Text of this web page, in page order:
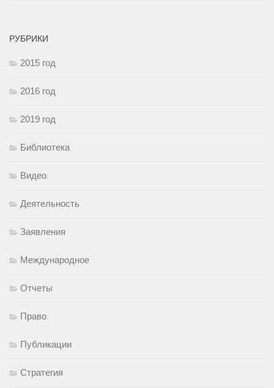
РУБРИКИ
2015 год
2016 год
2019 год
Библиотека
Видео
Деятельность
Заявления
Международное
Отчеты
Право
Публикации
Стратегия